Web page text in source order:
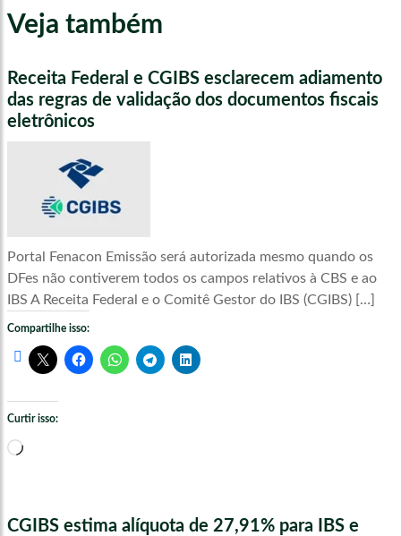
Veja também
Receita Federal e CGIBS esclarecem adiamento
das regras de validação dos documentos fiscais
eletrônicos
Portal Fenacon Emissão será autorizada mesmo quando os
DFes não contiverem todos os campos relativos à CBS e ao
IBS A Receita Federal e o Comitê Gestor do IBS (CGIBS) […]
Compartilhe isso:
Curtir isso:
Carregando...
CGIBS estima alíquota de 27,91% para IBS e